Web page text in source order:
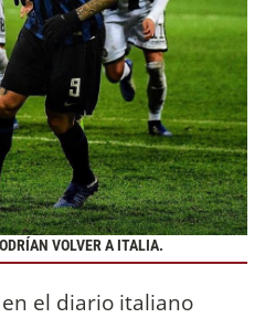
VOLVER A ITALIA.
el diario italiano